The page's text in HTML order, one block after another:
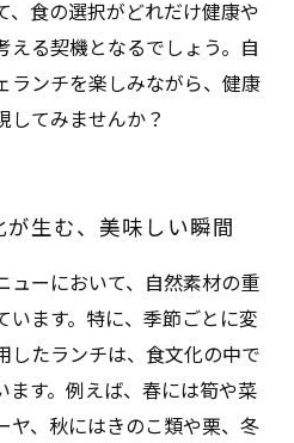
、食の選択がどれだけ健康や
える契機となるでしょう。自
ランチを楽しみながら、健康
してみませんか？
生む、美味しい瞬間
ューにおいて、自然素材の重
います。特に、季節ごとに変
したランチは、食文化の中で
ます。例えば、春には筍や菜
ヤ、秋にはきのこ類や栗、冬